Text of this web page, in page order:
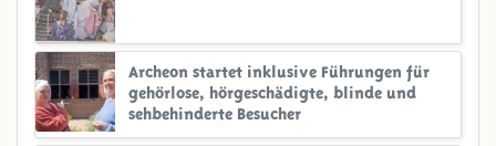
Archeon startet inklusive Führungen für
gehörlose, hörgeschädigte, blinde und
sehbehinderte Besucher